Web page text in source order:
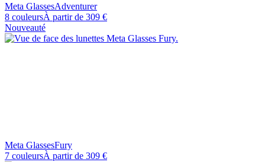
Meta GlassesAdventurer
8 couleursÀ partir de 309 €
Nouveauté
Meta GlassesFury
7 couleursÀ partir de 309 €